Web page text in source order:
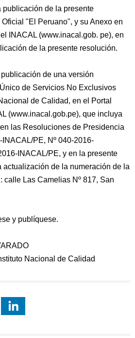
publicación de la presente
"El Peruano", y su Anexo en
INACAL (www.inacal.gob. pe), en
de la presente resolución.
de una versión
de Servicios No Exclusivos
de Calidad, en el Portal
(www.inacal.gob.pe), que incluya
las Resoluciones de Presidencia
PE, Nº 040-2016-
INACAL/PE, y en la presente
actualización de la numeración de la
calle Las Camelias Nº 817, San
y publíquese.
Nacional de Calidad